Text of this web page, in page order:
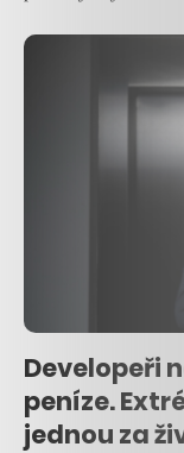
Developeři
peníze.
jednou za